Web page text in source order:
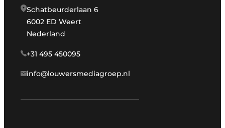
Schatbeurderlaan 6
6002 ED Weert
Nederland
+31 495 450095
info@louwersmediagroep.nl